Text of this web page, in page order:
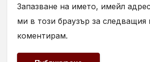
Запазване на името, имейл
ми в този браузър за следващия
коментирам.